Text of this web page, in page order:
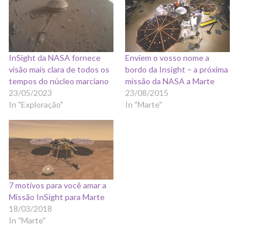
InSight da NASA fornece
visão mais clara de todos os
tempos do núcleo marciano
23/05/2023
In "Exploração"
Enviem o vosso nome a
bordo da Insight – a próxima
missão da NASA a Marte
23/08/2015
In "Marte"
7 motivos para você amar a
Missão InSight para Marte
18/03/2018
In "Marte"